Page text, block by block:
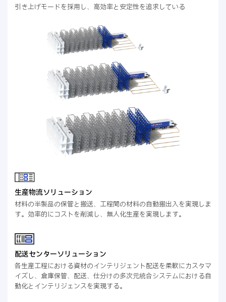
引き上げモードを採用し、高効率と安定性を追求している
生産物流ソリューション
材料の半製品の保管と搬送、工程間の材料の自動搬出入を実現しま
す。効率的にコストを削減し、無人化生産を実現します。
配送センターソリューション
各生産工程における資材のインテリジェント配送を柔軟にカスタマ
イズし、倉庫保管、配送、仕分けの多次元統合システムにおける自
動化とインテリジェンスを実現する。